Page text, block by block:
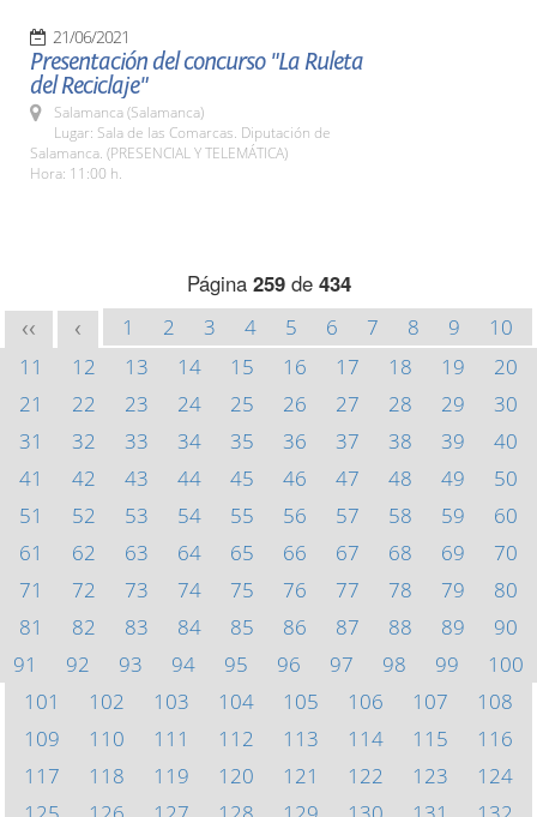
21/06/2021
Presentación del concurso "La Ruleta
del Reciclaje"
Salamanca (Salamanca)
Lugar: Sala de las Comarcas. Diputación de
Salamanca. (PRESENCIAL Y TELEMÁTICA)
Hora: 11:00 h.
Página 259de 434
<< < 1 2 3 4 5 6 7 8 9
10
11
12 13 14 15 16 17 18 19
20
21
22 23 24 25 26 27 28 29
30
31
32 33 34 35 36 37 38 39
40
41
42 43 44 45 46 47 48 49
50
51
52 53 54 55 56 57 58 59
60
61
62 63 64 65 66 67 68 69
70
71
72 73 74 75 76 77 78 79
80
81
82 83 84 85 86 87 88 89
90
91
92 93 94 95 96 97 98 99
100
101
102 103 104 105 106 107
108
109
110 111 112 113 114 115
116
117
118 119 120 121 122 123
124